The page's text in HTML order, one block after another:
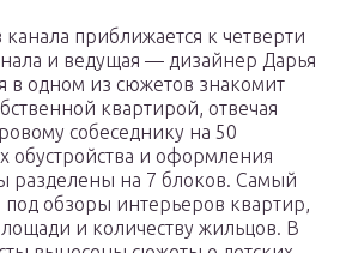
приближается к четверти
и ведущая — дизайнер Дарья
в одном из сюжетов знакомит
квартирой, отвечая
собеседнику на 50
обустройства и оформления
разделены на 7 блоков. Самый
обзоры интерьеров квартир,
и количеству жильцов. В